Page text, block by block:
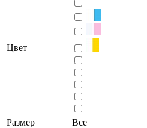
Цвет
Размер
Все